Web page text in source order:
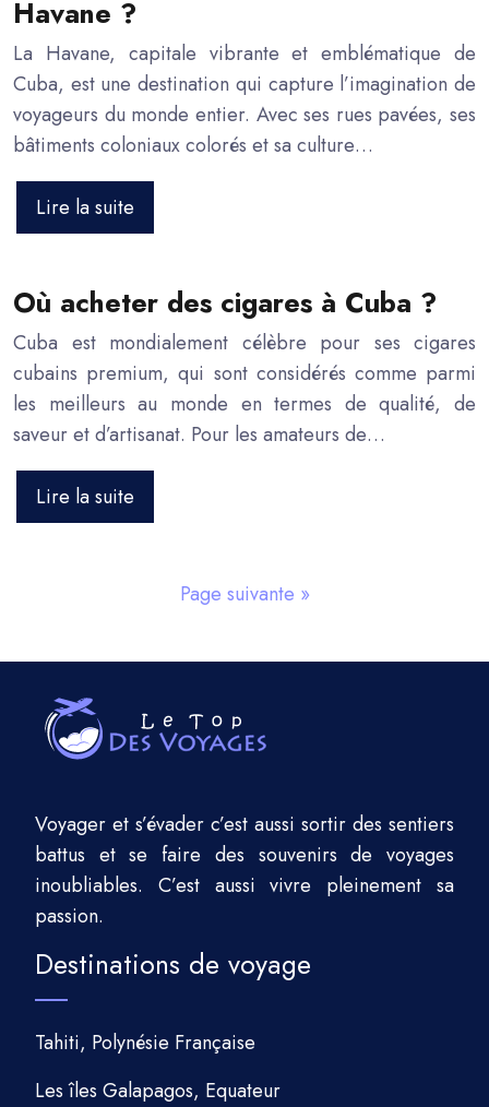
Havane ?
La Havane, capitale vibrante et emblématique de
Cuba, est une destination qui capture l’imagination de
voyageurs du monde entier. Avec ses rues pavées, ses
bâtiments coloniaux colorés et sa culture…
Lire la suite
Où acheter des cigares à Cuba ?
Cuba est mondialement célèbre pour ses cigares
cubains premium, qui sont considérés comme parmi
les meilleurs au monde en termes de qualité, de
saveur et d’artisanat. Pour les amateurs de…
Lire la suite
Page suivante »
Voyager et s’évader c’est aussi sortir des sentiers
battus et se faire des souvenirs de voyages
inoubliables. C’est aussi vivre pleinement sa
passion.
Destinations de voyage
Tahiti, Polynésie Française
Les îles Galapagos, Equateur